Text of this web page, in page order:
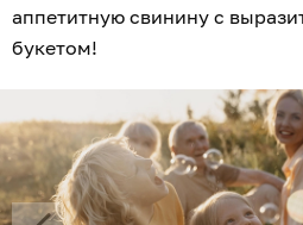
аппетитную свинину с
букетом!